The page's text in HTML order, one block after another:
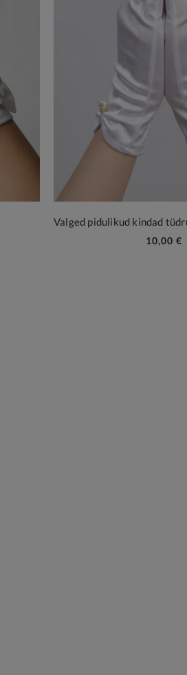
10,00 €